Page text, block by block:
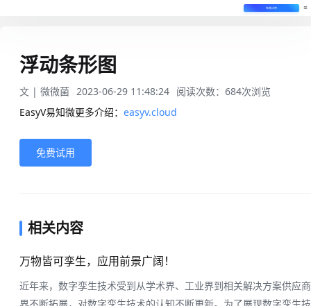
免费试用
浮动条形图
文 | 微微菌 2023-06-29 11:48:24 阅读次数： 684次浏览
EasyV易知微更多介绍： easyv.cloud
免费试用
相关内容
万物皆可孪生，应用前景广阔！
近年来，数字孪生技术受到从学术界、工业界到相关解决方案供应